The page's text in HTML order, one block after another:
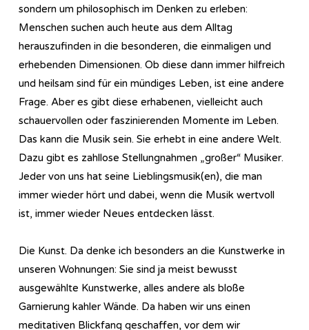
sondern um philosophisch im Denken zu erleben:
Menschen suchen auch heute aus dem Alltag
herauszufinden in die besonderen, die einmaligen und
erhebenden Dimensionen. Ob diese dann immer hilfreich
und heilsam sind für ein mündiges Leben, ist eine andere
Frage. Aber es gibt diese erhabenen, vielleicht auch
schauervollen oder faszinierenden Momente im Leben.
Das kann die Musik sein. Sie erhebt in eine andere Welt.
Dazu gibt es zahllose Stellungnahmen „großer“ Musiker.
Jeder von uns hat seine Lieblingsmusik(en), die man
immer wieder hört und dabei, wenn die Musik wertvoll
ist, immer wieder Neues entdecken lässt.
Die Kunst. Da denke ich besonders an die Kunstwerke in
unseren Wohnungen: Sie sind ja meist bewusst
ausgewählte Kunstwerke, alles andere als bloße
Garnierung kahler Wände. Da haben wir uns einen
meditativen Blickfang geschaffen, vor dem wir